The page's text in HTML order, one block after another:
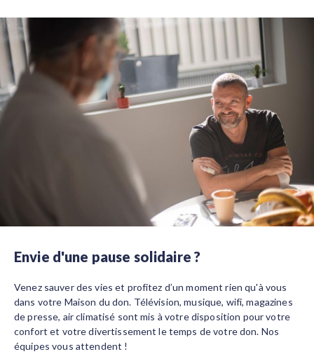
Envie d'une pause solidaire ?
Venez sauver des vies et profitez d’un moment rien qu'à vous
dans votre Maison du don. Télévision, musique, wifi, magazines
de presse, air climatisé sont mis à votre disposition pour votre
confort et votre divertissement le temps de votre don. Nos
équipes vous attendent !